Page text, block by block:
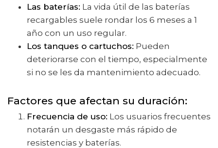
Las baterías: La vida útil de las baterías
recargables suele rondar los 6 meses a 1
año con un uso regular.
Los tanques o cartuchos: Pueden
deteriorarse con el tiempo, especialmente
si no se les da mantenimiento adecuado.
Factores que afectan su duración:
Frecuencia de uso: Los usuarios frecuentes
notarán un desgaste más rápido de
resistencias y baterías.